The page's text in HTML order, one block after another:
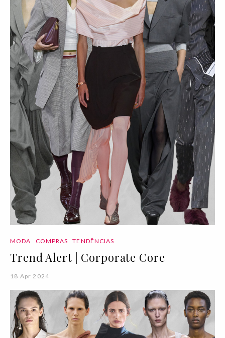
MODA COMPRAS TENDÊNCIAS
Trend Alert | Corporate Core
18 Apr 2024